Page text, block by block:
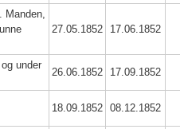
Manden,
27.05.1852 17.06.1852
under
26.06.1852 17.09.1852
18.09.1852 08.12.1852